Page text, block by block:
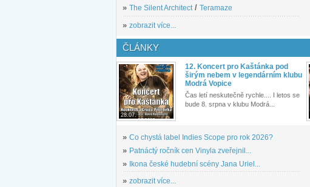
» The Silent Architect/ Teramaze
» zobrazit více...
ČLÁNKY
28.07.
12. Koncert pro Kaštánka pod
širým nebem v legendárním klubu
Modrá Vopice
Čas letí neskutečně rychle.... I letos se
bude 8. srpna v klubu Modrá...
» Co chystá label Indies Scope pro rok 2026?
» Patnáctý ročník cen Vinyla zveřejnil...
» Ikona české hudební scény Jana Uriel...
» zobrazit více...